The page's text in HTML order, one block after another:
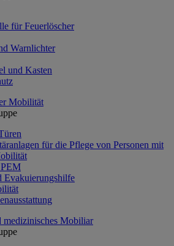
für Feuerlöscher
Warnlichter
und Kasten
Mobilität
für die Pflege von Personen mit
Evakuierungshilfe
medizinisches Mobiliar